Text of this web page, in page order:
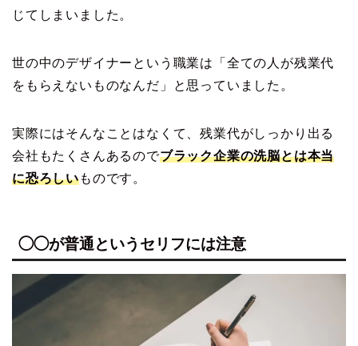
じてしまいました。
世の中のデザイナーという職業は「全ての人が残業代
をもらえないものなんだ」と思っていました。
実際にはそんなことはなくて、残業代がしっかり出る
会社もたくさんあるのでブラック企業の洗脳とは本当
に恐ろしいものです。
◯◯が普通というセリフには注意